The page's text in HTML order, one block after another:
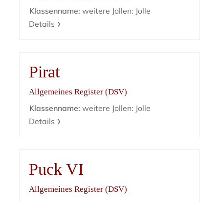
Klassenname: weitere Jollen: Jolle
Details
Pirat
Allgemeines Register (DSV)
Klassenname: weitere Jollen: Jolle
Details
Puck VI
Allgemeines Register (DSV)